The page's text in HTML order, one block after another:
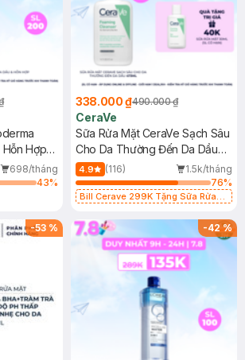
Hỗn Hợp
698/tháng
43%
338.000 ₫490.000 ₫
CeraVe
Sữa Rửa Mặt CeraVe Sạch Sâu
Cho Da Thường Đến Da Dầu
473ml
4.9 (116)
1.5k/tháng
76%
Bill Cerave 299K Tặng Sữa Rửa
-53 % -42%